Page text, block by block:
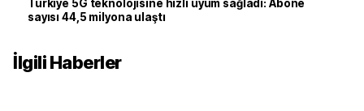
Türkiye 5G teknolojisine hızlı uyum sağladı: Abone
sayısı 44,5 milyona ulaştı
İlgili Haberler